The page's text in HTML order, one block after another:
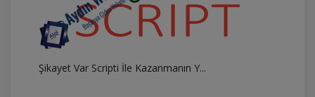
Şikayet Var Scripti İle Kazanmanın Y...